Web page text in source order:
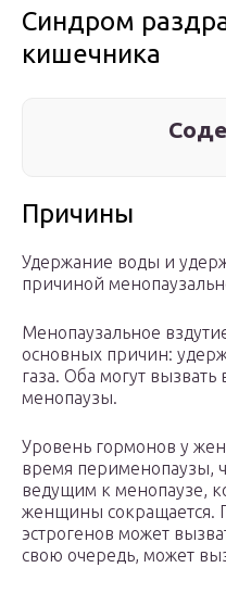
Синдром
кишечника
Причины
Удержание воды и
причиной
Менопаузальное
основных причин:
газа. Оба могут
менопаузы.
Уровень гормонов у
время перименопаузы,
ведущим к менопаузе,
женщины
эстрогенов может
свою очередь, может